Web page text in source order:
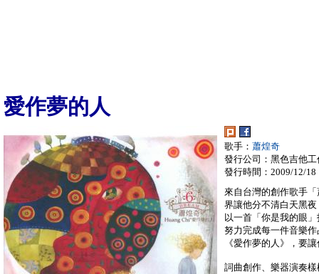
愛作夢的人
歌手： 蕭煌奇
發行公司：黑色吉他工
發行時間：2009/12/18
來自台灣的創作歌手
界讓他分不清白天黑
以一首「你是我的眼
努力完成每一件音樂
《愛作夢的人》，要
詞曲創作、樂器演奏